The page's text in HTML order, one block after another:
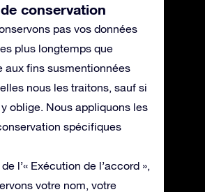
conservation
pas vos données
plus longtemps que
aux fins susmentionnées
nous les traitons, sauf si
oblige. Nous appliquons les
spécifiques
l’« Exécution de l’accord »,
votre nom, votre